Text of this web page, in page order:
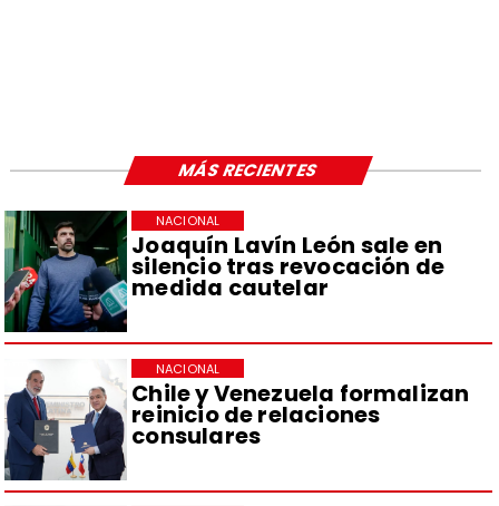
Joaquín Lavín León sale en
silencio tras revocación de
medida cautelar
NACIONAL
Chile y Venezuela formalizan
reinicio de relaciones
consulares
NACIONAL
MÁS RECIENTES